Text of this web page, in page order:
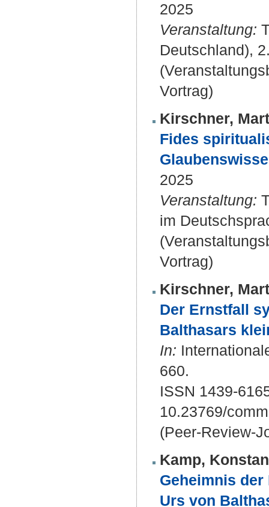
2025
Veranstaltung:
Deutschland),
Vortrag)
Kirschner,
Fides
2025
Veranstaltung:
im
Vortrag)
Kirschner,
Der Ernstfall
Balthasars
In:
660.
ISSN 1439-
10.23769/
(Peer-Review-
Kamp,
Geheimnis
Urs von